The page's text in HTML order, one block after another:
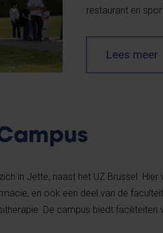
restaurant en
Lees meer
in Jette, naast het UZ Brussel. Hier
en ook een deel van de faculteit
De campus biedt faciliteiten